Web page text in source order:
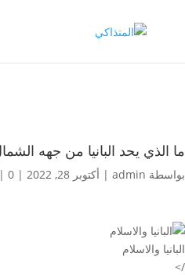
ما الذي يحد البانيا من جهه
بواسطة admin
| أكتوبر 28, 2022 |
| 0 تعليقات
البانيا والاسلام
/>